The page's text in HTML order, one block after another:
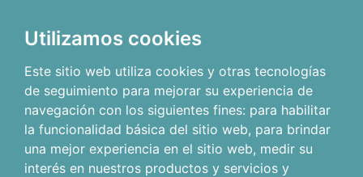
Utilizamos cookies
Este sitio web utiliza cookies y otras tecnologías
de seguimiento para mejorar su experiencia de
navegación con los siguientes fines: para habilitar
la funcionalidad básica del sitio web, para brindar
una mejor experiencia en el sitio web, medir su
interés en nuestros productos y servicios y